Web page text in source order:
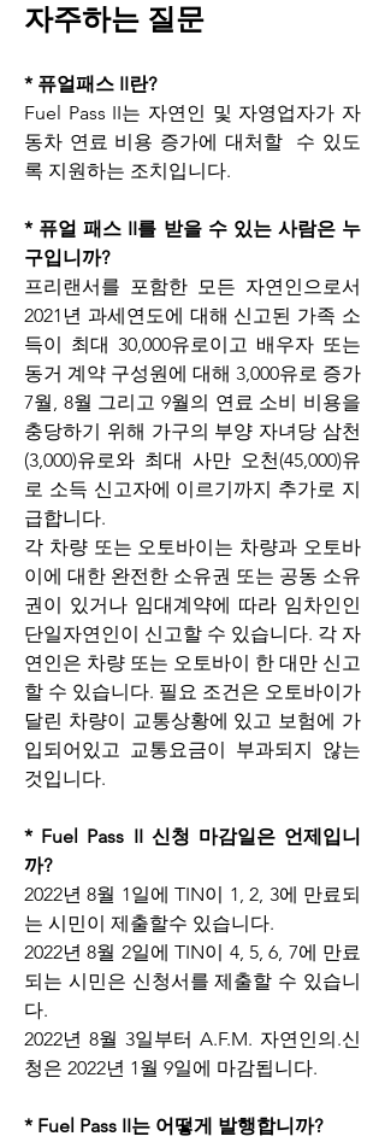
자주하는 질문
* 퓨얼패스 II란?
Fuel Pass II는 자연인 및 자영업자가 자
동차 연료 비용 증가에 대처할  수 있도
록 지원하는 조치입니다.
* 퓨얼 패스 II를 받을 수 있는 사람은 누
구입니까?
프리랜서를 포함한 모든 자연인으로서
2021년 과세연도에 대해 신고된 가족 소
득이 최대 30,000유로이고 배우자 또는
동거 계약 구성원에 대해 3,000유로 증가
7월, 8월 그리고 9월의 연료 소비 비용을
충당하기 위해 가구의 부양 자녀당 삼천
(3,000)유로와 최대 사만 오천(45,000)유
로 소득 신고자에 이르기까지 추가로 지
급합니다.
각 차량 또는 오토바이는 차량과 오토바
이에 대한 완전한 소유권 또는 공동 소유
권이 있거나 임대계약에 따라 임차인인
단일자연인이 신고할 수 있습니다. 각 자
연인은 차량 또는 오토바이 한 대만 신고
할 수 있습니다. 필요 조건은 오토바이가
달린 차량이 교통상황에 있고 보험에 가
입되어있고 교통요금이 부과되지 않는
것입니다.
* Fuel Pass II 신청 마감일은 언제입니
까?
2022년 8월 1일에 TIN이 1, 2, 3에 만료되
는 시민이 제출할수 있습니다.
2022년 8월 2일에 TIN이 4, 5, 6, 7에 만료
되는 시민은 신청서를 제출할 수 있습니
다.
2022년 8월 3일부터 A.F.M. 자연인의.신
청은 2022년 1월 9일에 마감됩니다.
* Fuel Pass II는 어떻게 발행합니까?